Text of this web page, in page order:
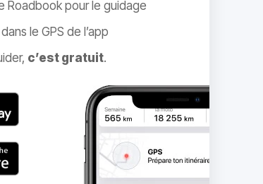
Roadbook pour le guidage
le GPS de l’app
c’est gratuit.